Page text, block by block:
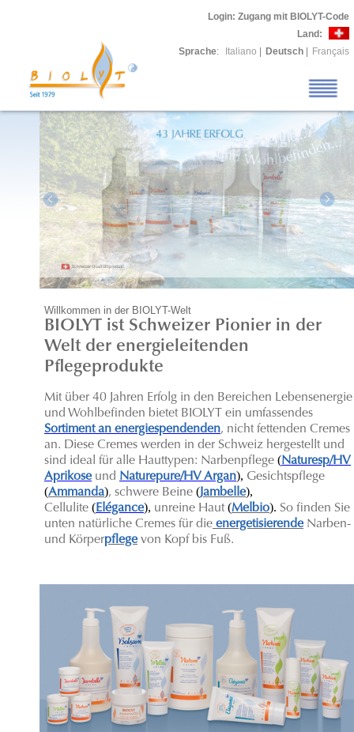
Login: Zugang mit BIOLYT-Code
Land:
Sprache: Italiano Deutsch Français
Willkommen in der BIOLYT-Welt
BIOLYT ist Schweizer Pionier in der
Welt der energieleitenden
Pflegeprodukte
Mit über 40 Jahren Erfolg in den Bereichen Lebensenergie
und Wohlbefinden bietet BIOLYT ein umfassendes
Sortiment an energiespendenden, nicht fettenden Cremes
an. Diese Cremes werden in der Schweiz hergestellt und
sind ideal für alle Hauttypen: Narbenpflege (Naturesp/HV
Aprikose und Naturepure/HV Argan), Gesichtspflege
(Ammanda), schwere Beine (Jambelle),
Cellulite (Elégance), unreine Haut (Melbio). So finden Sie
unten natürliche Cremes für die energetisierendeNarben-
und Körperpflegevon Kopf bis Fuß.